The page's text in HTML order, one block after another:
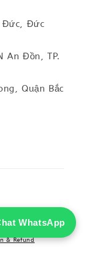
WhatsApp
Đức, Đức
An Đồn, TP.
Quận Bắc
& Refund